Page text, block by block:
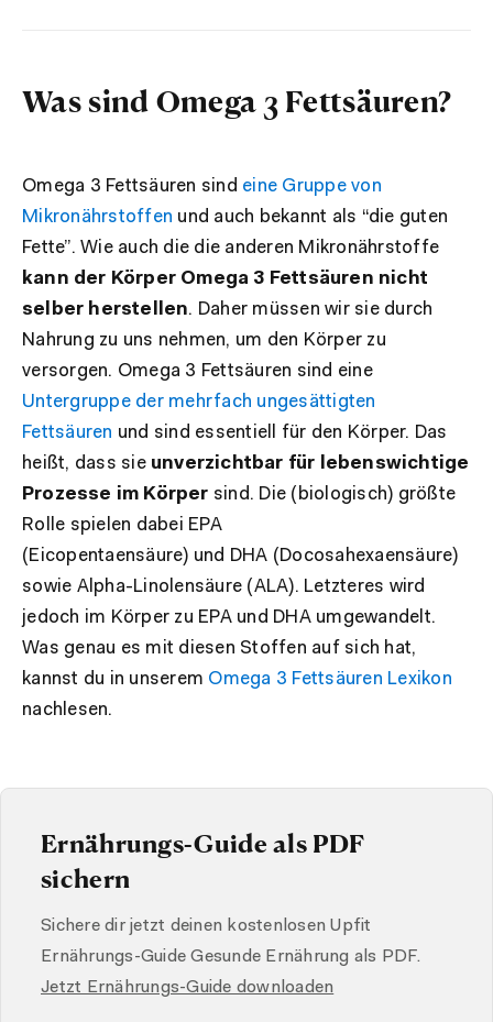
Was sind Omega 3 Fettsäuren?
Omega 3 Fettsäuren sind eine Gruppe von
Mikronährstoffen und auch bekannt als “die guten
Fette”. Wie auch die die anderen Mikronährstoffe
kann der Körper Omega 3 Fettsäuren nicht
selber herstellen. Daher müssen wir sie durch
Nahrung zu uns nehmen, um den Körper zu
versorgen. Omega 3 Fettsäuren sind eine
Untergruppe der mehrfach ungesättigten
Fettsäuren und sind essentiell für den Körper. Das
heißt, dass sie unverzichtbar für lebenswichtige
Prozesse im Körper sind. Die (biologisch) größte
Rolle spielen dabei EPA
(Eicopentaensäure) und DHA (Docosahexaensäure)
sowie Alpha-Linolensäure (ALA). Letzteres wird
jedoch im Körper zu EPA und DHA umgewandelt.
Was genau es mit diesen Stoffen auf sich hat,
kannst du in unserem Omega 3 Fettsäuren Lexikon
nachlesen.
Ernährungs-Guide als PDF
sichern
Sichere dir jetzt deinen kostenlosen Upfit
Ernährungs-Guide Gesunde Ernährung als PDF.
Jetzt Ernährungs-Guide downloaden